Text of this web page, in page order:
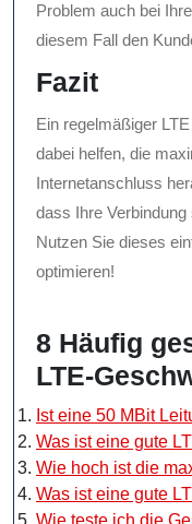
Problem auch bei
diesem Fall den
Fazit
Ein regelmäßiger
dabei helfen, die
Internetanschluss
dass Ihre
Nutzen Sie dieses
optimieren!
8 Häufig
LTE-
Ist eine 50 MBit
Was ist eine gute
Wie hoch ist die
Was ist eine gute